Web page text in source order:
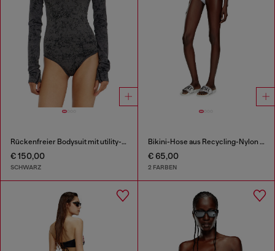
Rückenfreier Bodysuit mit utility-print
€ 150,00
SCHWARZ
Bikini-Hose aus Recycling-Nylon mit Maxi-Logo
€ 65,00
2 FARBEN